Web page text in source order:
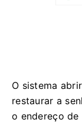
O sistema
restaurar a
o endereço